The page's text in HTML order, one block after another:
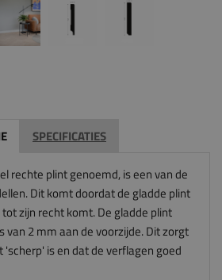
SPECIFICATIES
rechte plint genoemd, is een van de
Dit komt doordat de gladde plint
zijn recht komt. De gladde plint
van 2 mm aan de voorzijde. Dit zorgt
is en dat de verflagen goed